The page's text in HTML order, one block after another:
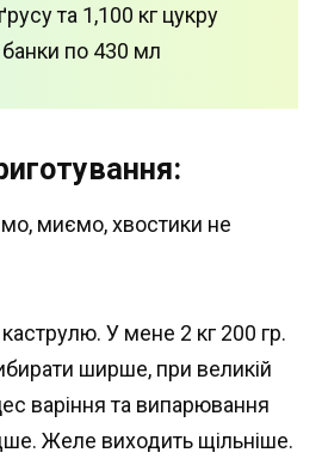
та 1,100 кг цукру
по 430 мл
миємо, хвостики не
У мене 2 кг 200 гр.
ширше, при великій
варіння та випарювання
Желе виходить щільніше.